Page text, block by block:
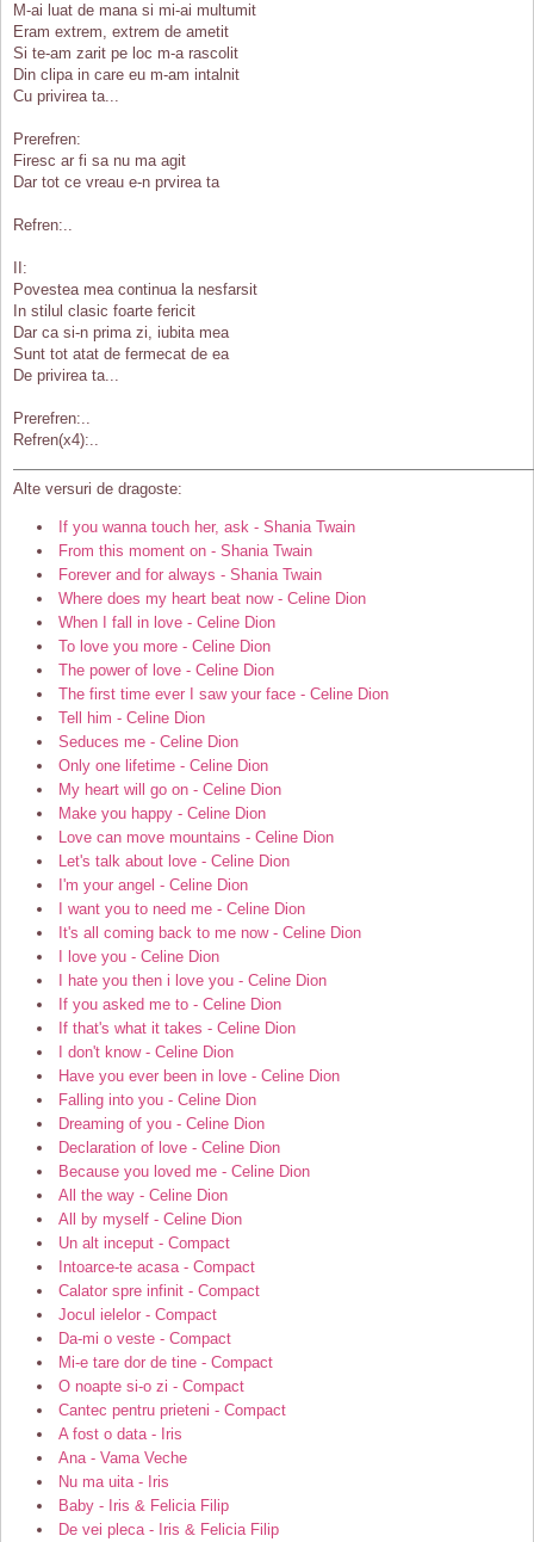
M-ai luat de mana si mi-ai multumit
Eram extrem, extrem de ametit
Si te-am zarit pe loc m-a rascolit
Din clipa in care eu m-am intalnit
Cu privirea ta...
Prerefren:
Firesc ar fi sa nu ma agit
Dar tot ce vreau e-n prvirea ta
Refren:..
II:
Povestea mea continua la nesfarsit
In stilul clasic foarte fericit
Dar ca si-n prima zi, iubita mea
Sunt tot atat de fermecat de ea
De privirea ta...
Prerefren:..
Refren(x4):..
Alte versuri de dragoste:
If you wanna touch her, ask - Shania Twain
From this moment on - Shania Twain
Forever and for always - Shania Twain
Where does my heart beat now - Celine Dion
When I fall in love - Celine Dion
To love you more - Celine Dion
The power of love - Celine Dion
The first time ever I saw your face - Celine Dion
Tell him - Celine Dion
Seduces me - Celine Dion
Only one lifetime - Celine Dion
My heart will go on - Celine Dion
Make you happy - Celine Dion
Love can move mountains - Celine Dion
Let's talk about love - Celine Dion
I'm your angel - Celine Dion
I want you to need me - Celine Dion
It's all coming back to me now - Celine Dion
I love you - Celine Dion
I hate you then i love you - Celine Dion
If you asked me to - Celine Dion
If that's what it takes - Celine Dion
I don't know - Celine Dion
Have you ever been in love - Celine Dion
Falling into you - Celine Dion
Dreaming of you - Celine Dion
Declaration of love - Celine Dion
Because you loved me - Celine Dion
All the way - Celine Dion
All by myself - Celine Dion
Un alt inceput - Compact
Intoarce-te acasa - Compact
Calator spre infinit - Compact
Jocul ielelor - Compact
Da-mi o veste - Compact
Mi-e tare dor de tine - Compact
O noapte si-o zi - Compact
Cantec pentru prieteni - Compact
A fost o data - Iris
Ana - Vama Veche
Nu ma uita - Iris
Baby - Iris & Felicia Filip
De vei pleca - Iris & Felicia Filip